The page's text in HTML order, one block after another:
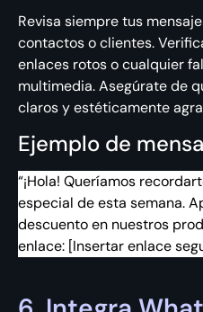
Revisa siempre tus
contactos o clientes.
enlaces rotos o cualquier
multimedia. Asegúrate de
claros y estéticamente
Ejemplo de
“¡Hola! Queríamos
especial de esta semana.
descuento en nuestros
enlace: [Insertar enlace